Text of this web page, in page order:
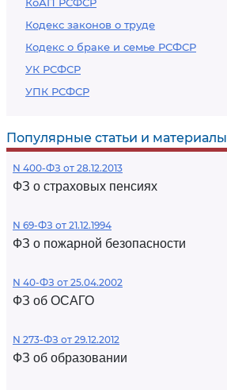
Кодекс законов о труде
Кодекс о браке и семье РСФСР
УК РСФСР
УПК РСФСР
Популярные статьи и материалы
N 400-ФЗ от 28.12.2013
ФЗ о страховых пенсиях
N 69-ФЗ от 21.12.1994
ФЗ о пожарной безопасности
N 40-ФЗ от 25.04.2002
ФЗ об ОСАГО
N 273-ФЗ от 29.12.2012
ФЗ об образовании